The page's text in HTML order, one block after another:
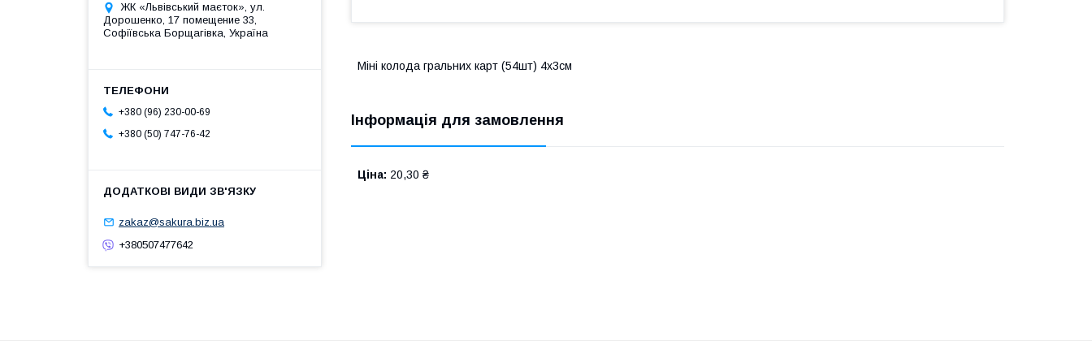
Міні колода гральних карт (54шт) 4х3см
Інформація для замовлення
Ціна: 20,30 ₴
ЖК «Львівський маєток», ул.
Дорошенко, 17 помещение 33,
Софіївська Борщагівка, Україна
+380 (96) 230-00-69
+380 (50) 747-76-42
zakaz@sakura.biz.ua
+380507477642